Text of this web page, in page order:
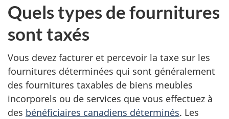
Quels types de fournitures
sont taxés
Vous devez facturer et percevoir la taxe sur les
fournitures déterminées qui sont généralement
des fournitures taxables de biens meubles
incorporels ou de services que vous effectuez à
des bénéficiaires canadiens déterminés. Les